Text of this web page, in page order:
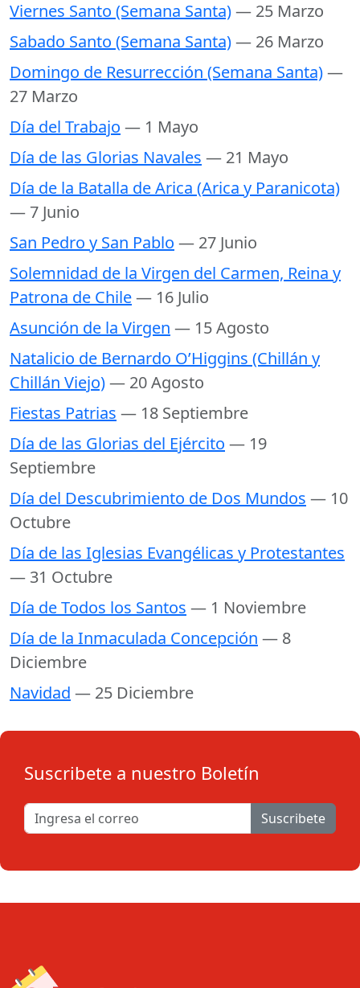
Viernes Santo (Semana Santa)— 25 Marzo
Sabado Santo (Semana Santa)— 26 Marzo
Domingo de Resurrección (Semana Santa)—
27 Marzo
Día del Trabajo — 1 Mayo
Día de las Glorias Navales — 21 Mayo
Día de la Batalla de Arica (Arica y Paranicota)
— 7 Junio
San Pedro y San Pablo — 27 Junio
Solemnidad de la Virgen del Carmen, Reina y
Patrona de Chile— 16 Julio
Asunción de la Virgen — 15 Agosto
Natalicio de Bernardo O’Higgins (Chillán y
Chillán Viejo)— 20 Agosto
Fiestas Patrias — 18 Septiembre
Día de las Glorias del Ejército — 19
Septiembre
Día del Descubrimiento de Dos Mundos — 10
Octubre
Día de las Iglesias Evangélicas y Protestantes
— 31 Octubre
Día de Todos los Santos — 1 Noviembre
Día de la Inmaculada Concepción — 8
Diciembre
Navidad — 25 Diciembre
Suscribete a nuestro Boletín
Suscribete